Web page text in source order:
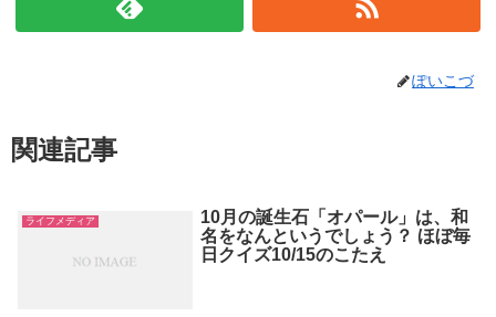
ぽいこづ
関連記事
ライフメディア
10月の誕生石「オパール」は、和
名をなんというでしょう？ ほぼ毎
日クイズ10/15のこたえ